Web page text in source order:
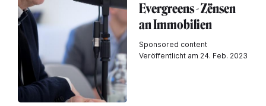
Evergreens - Zënsen
an Immobilien
Sponsored content
Veröffentlicht am 24. Feb. 2023